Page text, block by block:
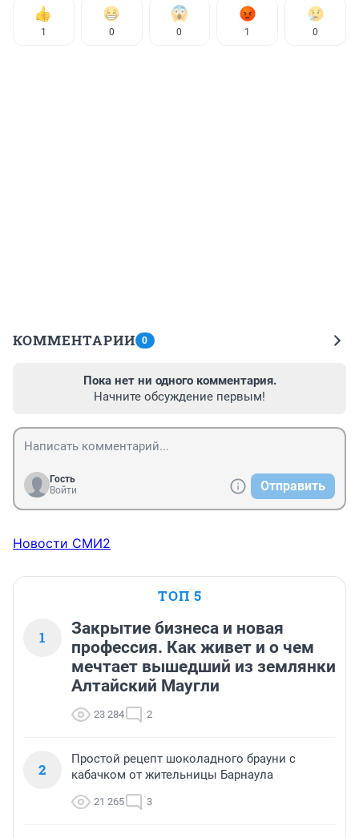
1 0 0 1 0
КОММЕНТАРИИ 0
Пока нет ни одного комментария.
Начните обсуждение первым!
Гость
Войти
Отправить
Новости СМИ2
ТОП 5
1
Закрытие бизнеса и новая
профессия. Как живет и о чем
мечтает вышедший из землянки
Алтайский Маугли
23 284 2
2
Простой рецепт шоколадного брауни с
кабачком от жительницы Барнаула
21 265 3